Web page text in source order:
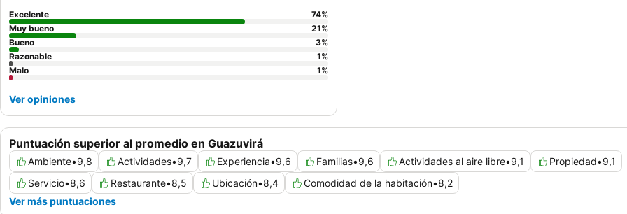
Puntuación superior al promedio en Guazuvirá
Ambiente•9,8 Actividades•9,7 Experiencia•9,6 Familias•9,6 Actividades al aire libre•9,1 Propiedad•9,1
Servicio•8,6 Restaurante•8,5 Ubicación•8,4 Comodidad de la habitación•8,2
Ver más puntuaciones
Excelente 74%
Muy bueno
21%
Bueno
3%
Razonable
1%
Malo
1%
Ver opiniones